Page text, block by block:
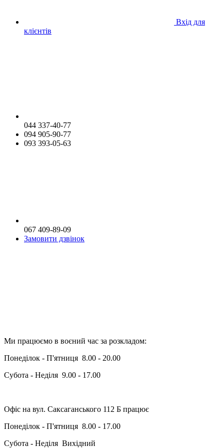
Вхід для
клієнтів
044 337-40-77
094 905-90-77
093 393-05-63
067 409-89-09
Замовити дзвінок
Ми працюємо в воєний час за розкладом:
Понеділок - П'ятниця 8.00 - 20.00
Субота - Неділя 9.00 - 17.00
Офіс на вул. Саксаганського 112 Б працює
Понеділок - П'ятниця 8.00 - 17.00
Субота - Неділя Вихідний